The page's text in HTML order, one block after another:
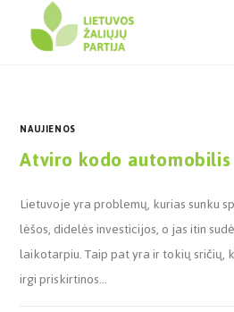
NAUJIENOS
Atviro kodo automobilis
Lietuvoje yra problemų, kurias sunku
lėšos, didelės investicijos, o jas itin
laikotarpiu. Taip pat yra ir tokių sričių,
irgi priskirtinos…